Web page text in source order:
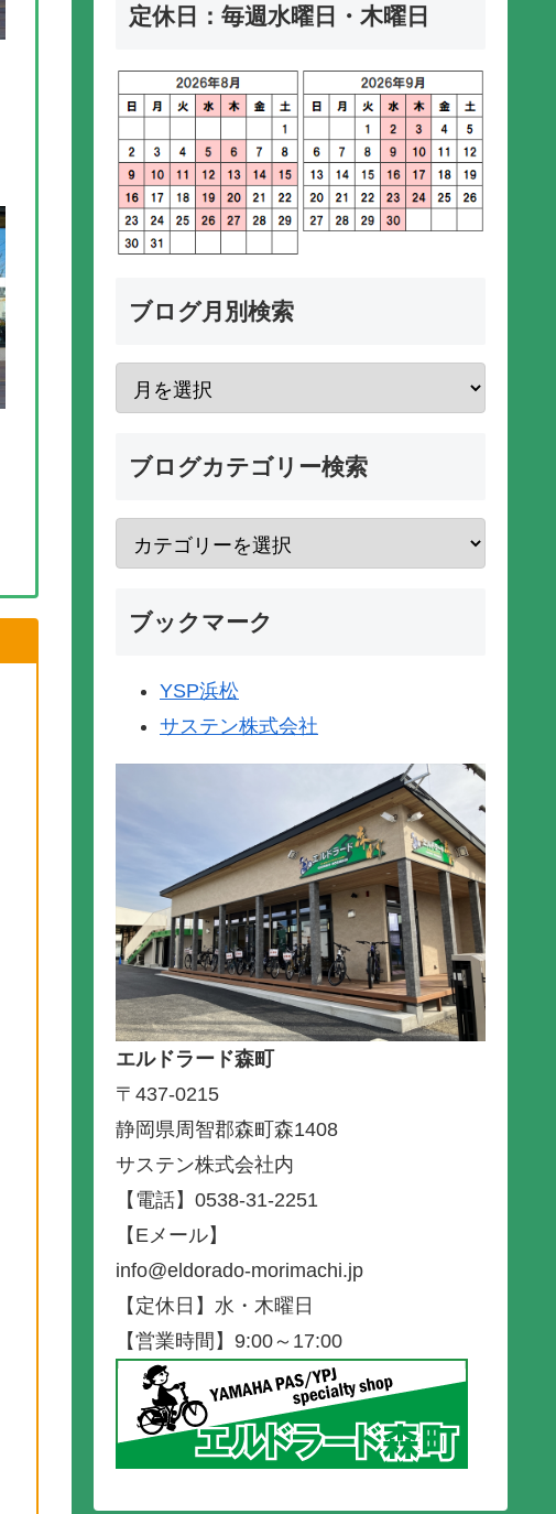
定休日：毎週水曜日・木曜日
ブログ月別検索
ブログカテゴリー検索
ブックマーク
YSP浜松
サステン株式会社
エルドラード森町
〒437-0215
静岡県周智郡森町森1408
サステン株式会社内
【電話】0538-31-2251
【Eメール】
info@eldorado-morimachi.jp
【定休日】水・木曜日
【営業時間】9:00～17:00